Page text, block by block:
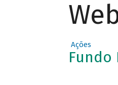
Ações
Fundo